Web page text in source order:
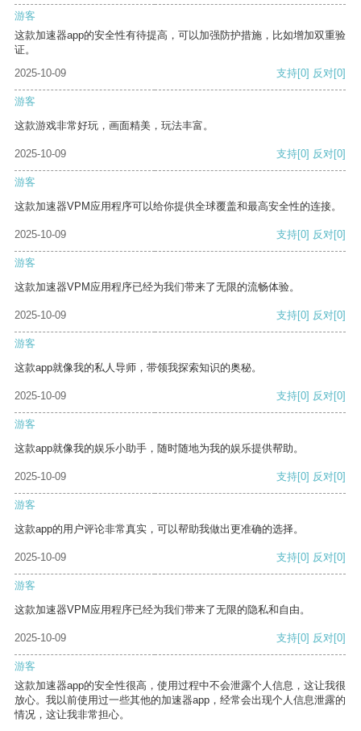
游客
这款加速器app的安全性有待提高，可以加强防护措施，比如增加双重验
证。
2025-10-09
支持[0] 反对[0]
游客
这款游戏非常好玩，画面精美，玩法丰富。
2025-10-09 支持[0] 反对[0]
游客
这款加速器VPM应用程序可以给你提供全球覆盖和最高安全性的连接。
2025-10-09 支持[0] 反对[0]
游客
这款加速器VPM应用程序已经为我们带来了无限的流畅体验。
2025-10-09 支持[0] 反对[0]
游客
这款app就像我的私人导师，带领我探索知识的奥秘。
2025-10-09 支持[0] 反对[0]
游客
这款app就像我的娱乐小助手，随时随地为我的娱乐提供帮助。
2025-10-09 支持[0] 反对[0]
游客
这款app的用户评论非常真实，可以帮助我做出更准确的选择。
2025-10-09 支持[0] 反对[0]
游客
这款加速器VPM应用程序已经为我们带来了无限的隐私和自由。
2025-10-09 支持[0] 反对[0]
游客
这款加速器app的安全性很高，使用过程中不会泄露个人信息，这让我很
放心。我以前使用过一些其他的加速器app，经常会出现个人信息泄露的
情况，这让我非常担心。